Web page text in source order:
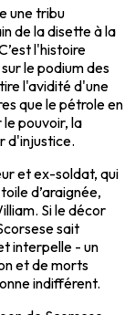
une tribu
de la disette à la
l'histoire
le podium des
l'avidité d'une
que le pétrole en
pouvoir, la
d'injustice.
et ex-soldat, qui
d’araignée,
Si le décor
sait
interpelle - un
et de morts
indifférent.